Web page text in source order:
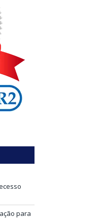
para